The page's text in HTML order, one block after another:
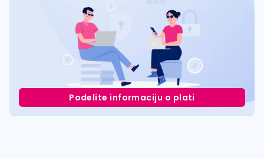
Podelite informaciju o plati